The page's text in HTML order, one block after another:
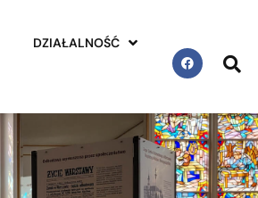
DZIAŁALNOŚĆ